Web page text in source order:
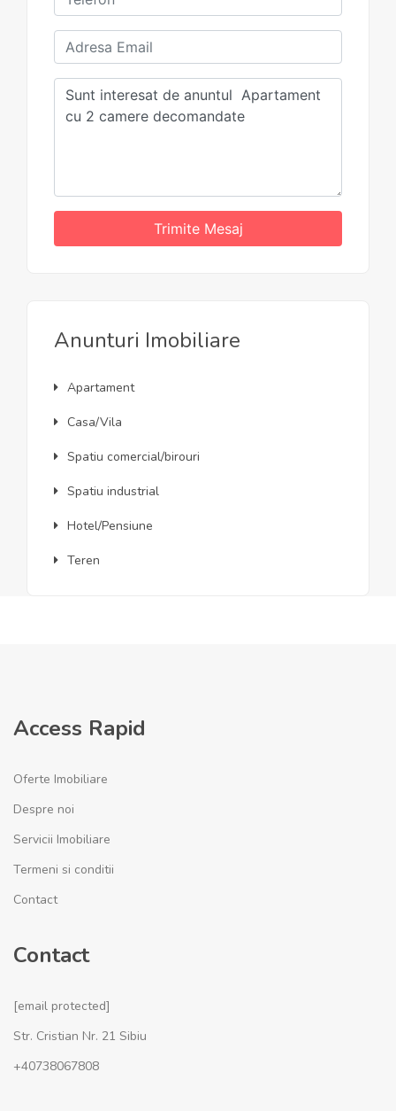
Trimite Mesaj
Anunturi Imobiliare
Apartament
Casa/Vila
Spatiu comercial/birouri
Spatiu industrial
Hotel/Pensiune
Teren
Access Rapid
Oferte Imobiliare
Despre noi
Servicii Imobiliare
Termeni si conditii
Contact
Contact
[email protected]
Str. Cristian Nr. 21 Sibiu
+40738067808